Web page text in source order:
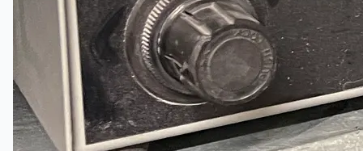
ブログ
Company